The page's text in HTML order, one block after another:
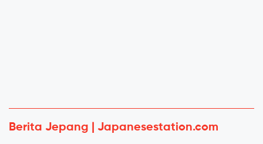
Berita Jepang | Japanesestation.com